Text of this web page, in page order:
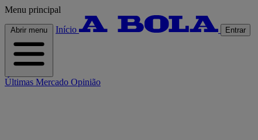
Menu principal
Abrir menu Início Entrar
Últimas Mercado Opinião